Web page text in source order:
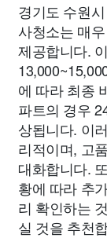
경기도 수원
사청소는 매
제공합니다.
에 따라 최종
파트의 경우
상됩니다. 이
리적이며, 고
대화합니다.
황에 따라 추
리 확인하는
실 것을 추천